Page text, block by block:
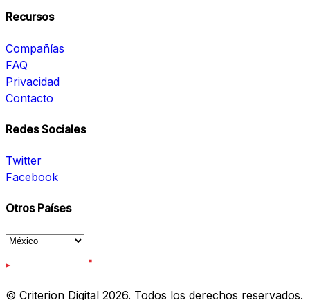
Recursos
Compañías
FAQ
Privacidad
Contacto
Redes Sociales
Twitter
Facebook
Otros Países
© Criterion Digital 2026. Todos los derechos reservados.